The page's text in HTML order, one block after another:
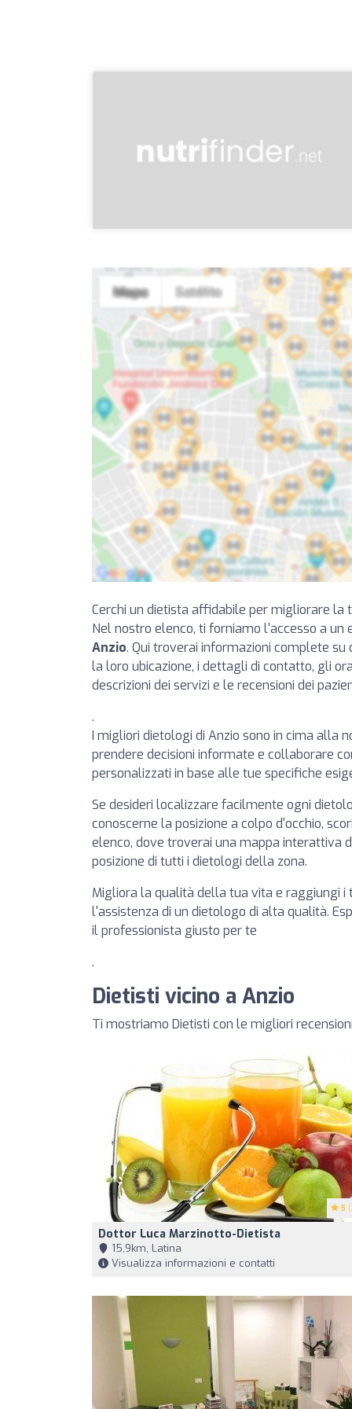
Cerchi un dietista affidabile per migliorare la
Nel nostro elenco, ti forniamo l'accesso a un
Anzio. Qui troverai informazioni complete su
la loro ubicazione, i dettagli di contatto, gli
descrizioni dei servizi e le recensioni dei
.
I migliori dietologi di Anzio sono in cima alla
prendere decisioni informate e collaborare
personalizzati in base alle tue specifiche
Se desideri localizzare facilmente ogni
conoscerne la posizione a colpo d'occhio,
elenco, dove troverai una mappa interattiva
posizione di tutti i dietologi della zona.
Migliora la qualità della tua vita e raggiungi i
l'assistenza di un dietologo di alta qualità.
il professionista giusto per te
.
Dietisti vicino a Anzio
Ti mostriamo Dietisti con le migliori
5
Dottor Luca Marzinotto-Dietista
15,9km, Latina
Visualizza informazioni e contatti